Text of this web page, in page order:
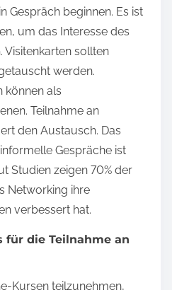
Gespräch beginnen. Es ist
um das Interesse des
Visitenkarten sollten
werden.
können als
Teilnahme an
den Austausch. Das
Gespräche ist
Studien zeigen 70% der
Networking ihre
verbessert hat.
für die Teilnahme an
Kursen teilzunehmen,